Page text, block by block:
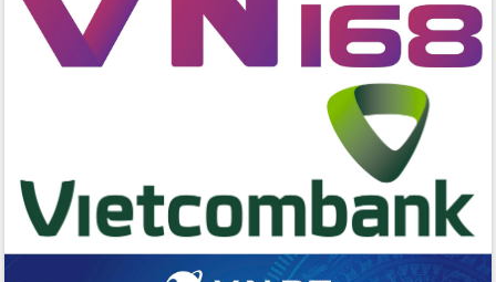
Đắk Lắk ký kết thỏa thuận hợp tác về
chuyển đổi số giai đoạn 2026 – 2030
với Tập đoàn Bưu chính Viễn thông
Việt Nam
du khách thông qua Hệ thống cơ sở dữ
liệu và Bản đồ số
trong thương mại điện tử năm 2026